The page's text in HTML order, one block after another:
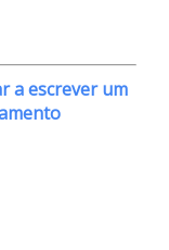
a escrever um